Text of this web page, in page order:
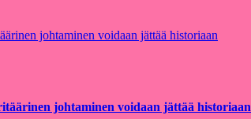
johtaminen voidaan jättää historiaan